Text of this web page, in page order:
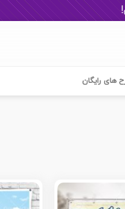
های رایگان